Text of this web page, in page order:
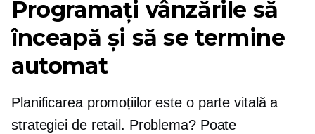
Programați vânzările să
înceapă și să se termine
automat
Planificarea promoțiilor este o parte vitală a
strategiei de retail. Problema? Poate